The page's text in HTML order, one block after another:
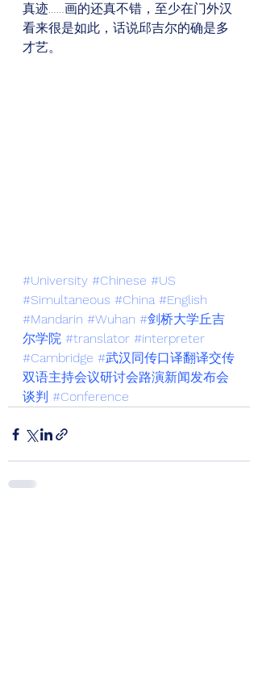
真迹……画的还真不错，至少在门外汉
看来很是如此，话说邱吉尔的确是多
才艺。
#University #Chinese #US
#Simultaneous #China #English
#Mandarin #Wuhan #剑桥大学丘吉
尔学院 #translator #interpreter
#Cambridge #武汉同传口译翻译交传
双语主持会议研讨会路演新闻发布会
谈判 #Conference